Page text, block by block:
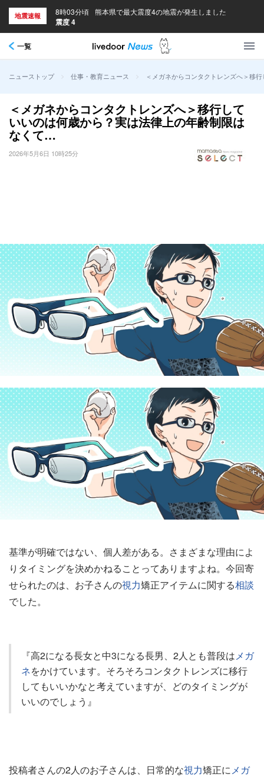
地震速報 8時03分頃 熊本県で最大震度4の地震が発生しました
震度 4
一覧
ニューストップ > 仕事・教育ニュース > ＜メガネからコンタクトレンズへ＞移
＜メガネからコンタクトレンズへ＞移行して
いいのは何歳から？実は法律上の年齢制限は
なくて…
2026年5月6日 10時25分
基準が明確ではない、個人差がある。さまざまな理由によ
りタイミングを決めかねることってありますよね。今回寄
せられたのは、お子さんの視力矯正アイテムに関する相談
でした。
『高2になる長女と中3になる長男、2人とも普段はメガ
ネをかけています。そろそろコンタクトレンズに移行
してもいいかなと考えていますが、どのタイミングが
いいのでしょう』
投稿者さんの2人のお子さんは、日常的な視力矯正にメガ